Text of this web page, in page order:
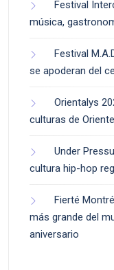
Festival
música,
Festival
se apoderan del
Orientalys
culturas de
Under
cultura hip-hop
Fierté
más grande del
aniversario